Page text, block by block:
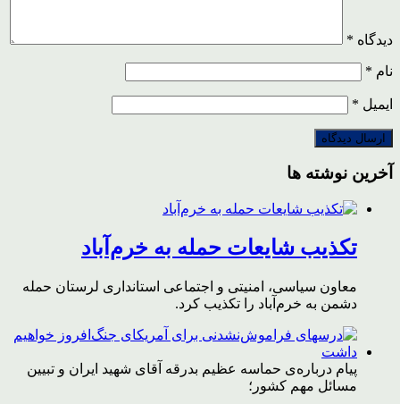
دیدگاه *
نام *
ایمیل *
آخرین نوشته ها
تکذیب شایعات حمله به خرم‌آباد
معاون سیاسی، امنیتی و اجتماعی استانداری لرستان حمله
دشمن به خرم‌آباد را تکذیب کرد.
پیام درباره‌ی حماسه عظیم بدرقه آقای شهید ایران و تبیین
مسائل مهم کشور؛